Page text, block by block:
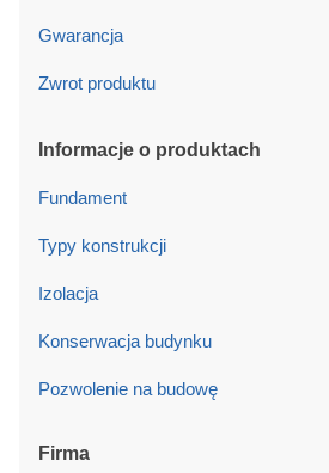
Gwarancja
Zwrot produktu
Informacje o produktach
Fundament
Typy konstrukcji
Izolacja
Konserwacja budynku
Pozwolenie na budowę
Firma